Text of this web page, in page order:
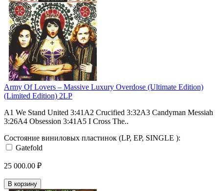
Army Of Lovers – Massive Luxury Overdose (Ultimate Edition)
(Limited Edition) 2LP
A1 We Stand United 3:41A2 Crucified 3:32A3 Candyman Messiah
3:26A4 Obsession 3:41A5 I Cross The..
Состояние виниловых пластинок (LP, EP, SINGLE ):
Gatefold
25 000.00 ₽
В корзину